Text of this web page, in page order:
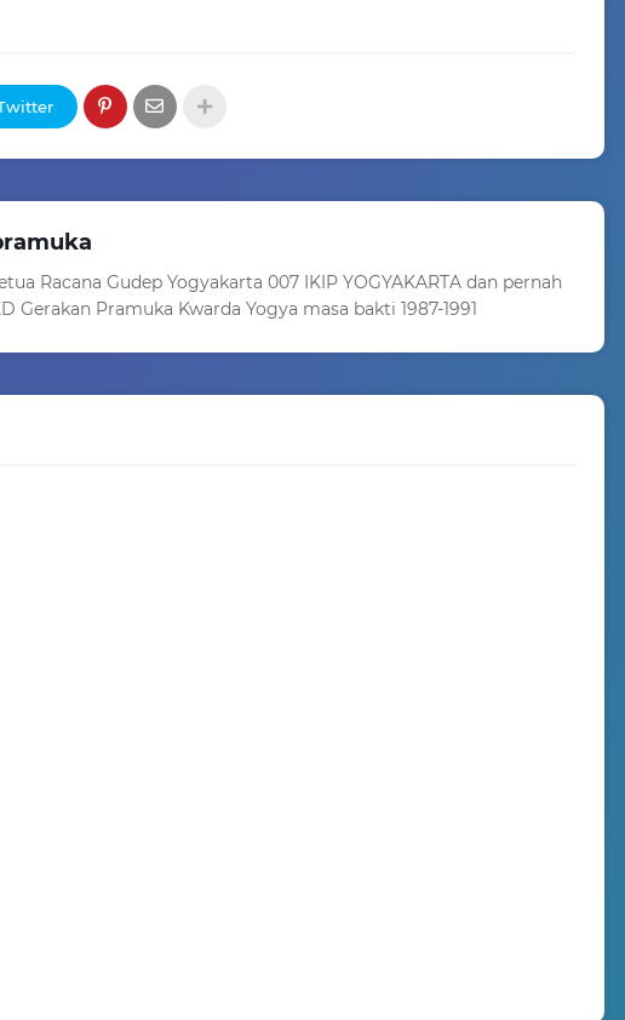
Racana Gudep Yogyakarta 007 IKIP YOGYAKARTA dan pernah
Gerakan Pramuka Kwarda Yogya masa bakti 1987-1991